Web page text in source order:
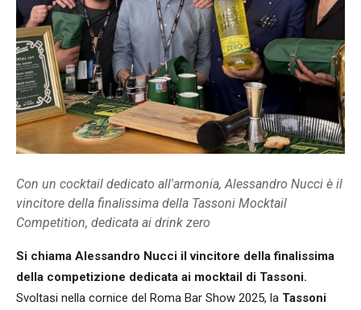
Con un cocktail dedicato all'armonia, Alessandro Nucci è il
vincitore della finalissima della Tassoni Mocktail
Competition, dedicata ai drink zero
Si chiama Alessandro Nucci il vincitore della finalissima
della competizione dedicata ai mocktail di Tassoni.
Svoltasi nella cornice del Roma Bar Show 2025, la Tassoni